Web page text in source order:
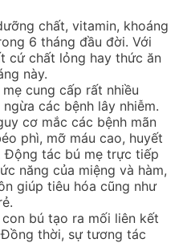
chất, vitamin, khoáng
6 tháng đầu đời. Với
cứ chất lỏng hay thức ăn
này.
cung cấp rất nhiều
các bệnh lây nhiễm.
cơ mắc các bệnh mãn
phì, mỡ máu cao, huyết
tác bú mẹ trực tiếp
năng của miệng và hàm,
giúp tiêu hóa cũng như
bú tạo ra mối liên kết
thời, sự tương tác